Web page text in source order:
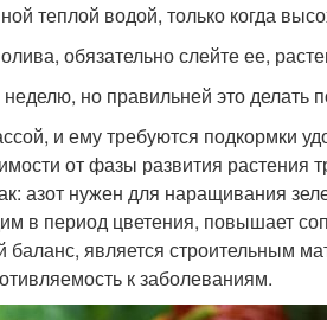
теплой водой, только когда
обязательно слейте ее,
но правильней это делать
и ему требуются подкормки
от фазы развития растения
азот нужен для наращивания
в период цветения, повышает
является строительным
к заболеваниям.